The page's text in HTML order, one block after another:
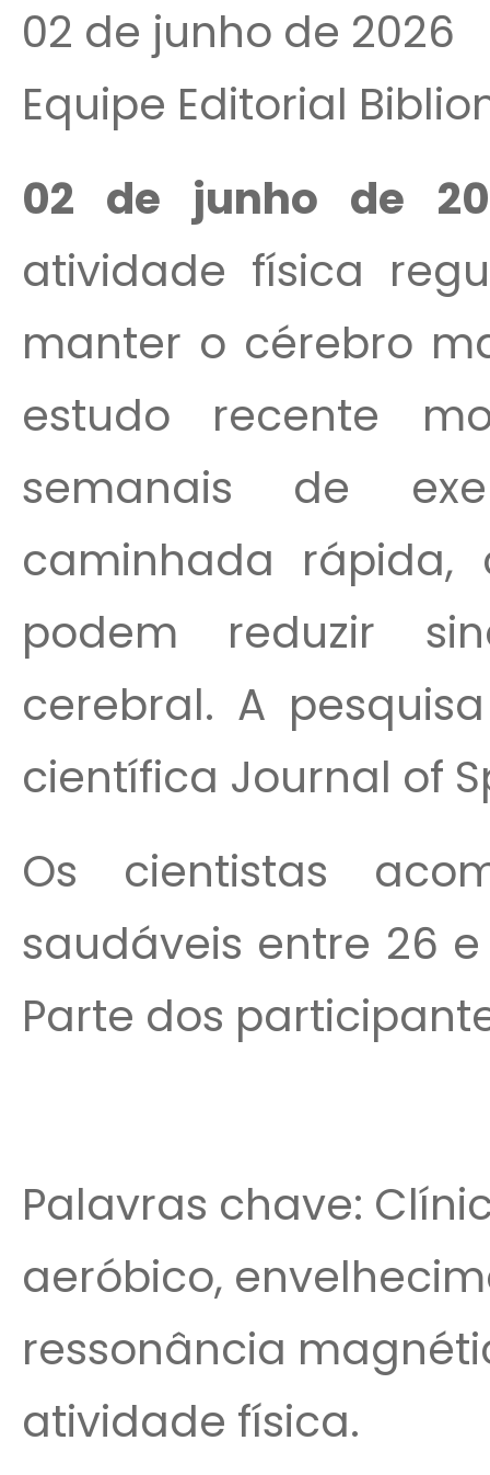
02 de junho de 2026
Equipe Editorial
02 de junho de
atividade física
manter o cérebro
estudo recente
semanais de
caminhada rápida,
podem reduzir
cerebral. A
científica Journal of
Os cientistas
saudáveis entre 26
Parte dos
Palavras chave:
aeróbico,
ressonância
atividade física.